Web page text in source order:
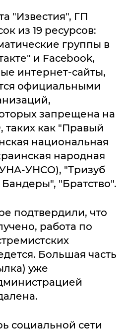
"Известия", ГП
из 19 ресурсов:
группы в
и Facebook,
интернет-сайты,
официальными
запрещена на
как "Правый
национальная
народная
УНСО), "Тризуб
"Братство".
подтвердили, что
работа по
Большая часть
уже
социальной сети